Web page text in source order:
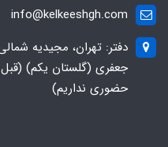
info@kelkeeshgh.com
دفتر: تهران، مجیدیه
جعفری (گلستان یکم)
حضوری نداریم)